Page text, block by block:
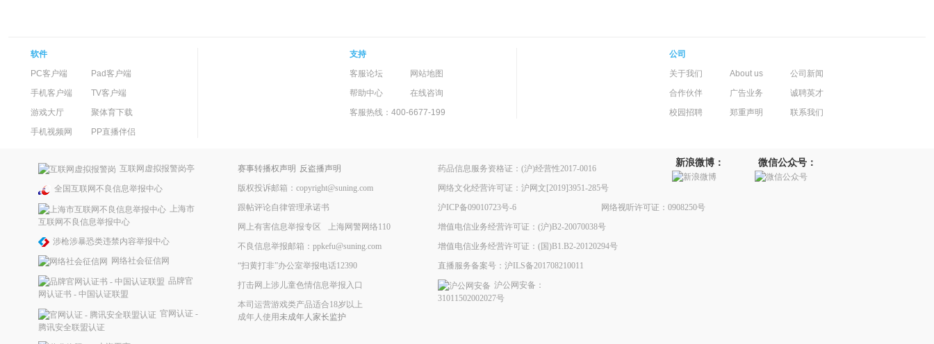
软件
PC客户端
Pad客户端
手机客户端
TV客户端
游戏大厅
聚体育下载
手机视频网
PP直播伴侣
支持
客服论坛
网站地图
帮助中心
在线咨询
客服热线：400-6677-199
公司
关于我们
About us
公司新闻
合作伙伴
广告业务
诚聘英才
校园招聘
郑重声明 联系我们
互联网虚拟报警岗亭
全国互联网不良信息举报中心
上海市
互联网不良信息举报中心
涉枪涉暴恐类违禁内容举报中心
网络社会征信网
品牌官
网认证书 - 中国认证联盟
官网认证 -
腾讯安全联盟认证
赛事转播权声明 反盗播声明
版权投诉邮箱：copyright@suning.com
跟帖评论自律管理承诺书
网上有害信息举报专区
上海网警网络110
不良信息举报邮箱：ppkefu@suning.com
“扫黄打非”办公室举报电话12390
打击网上涉儿童色情信息举报入口
本司运营游戏类产品适合18岁以上
成年人使用未成年人家长监护
药品信息服务资格证：(沪)经营性2017-0016
网络文化经营许可证：沪网文[2019]3951-285号
沪ICP备09010723号-6
网络视听许可证：0908250号
增值电信业务经营许可证：(沪)B2-20070038号
增值电信业务经营许可证：(国)B1.B2-20120294号
直播服务备案号：沪ILS备201708210011
沪公网安备：
31011502002027号
新浪微博： 微信公众号：